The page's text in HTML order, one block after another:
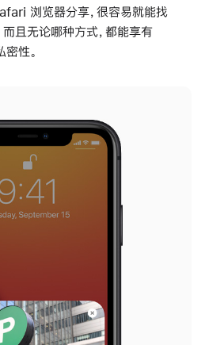
浏览器分享，很容易就能找
且无论哪种方式，都能享有
性。